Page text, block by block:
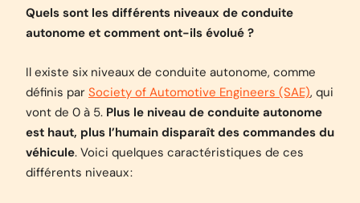
Quels sont les différents niveaux de conduite
autonome et comment ont-ils évolué ?
Il existe six niveaux de conduite autonome, comme
définis par Society of Automotive Engineers (SAE), qui
vont de 0 à 5. Plus le niveau de conduite autonome
est haut, plus l’humain disparaît des commandes du
véhicule. Voici quelques caractéristiques de ces
différents niveaux :